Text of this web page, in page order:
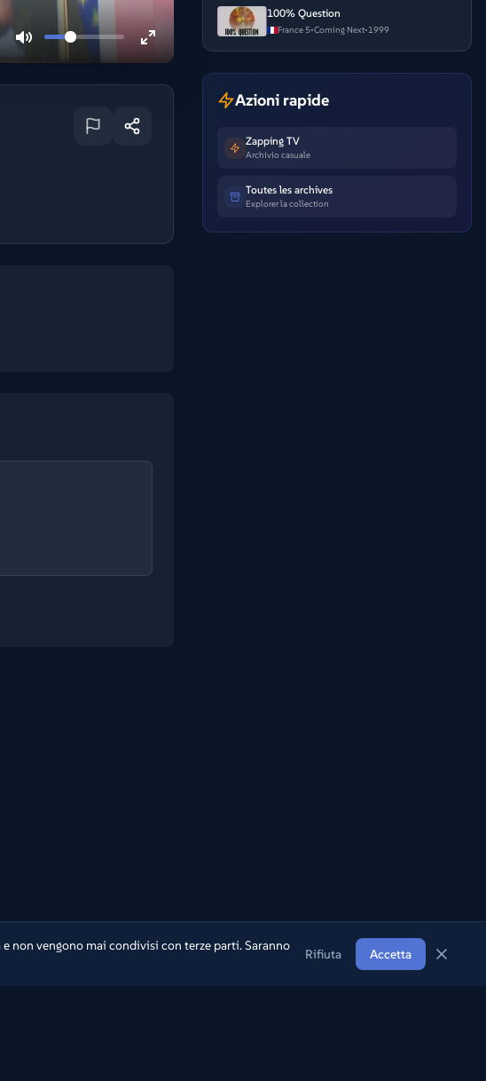
100% Question
France 5•Coming Next•1999
Azioni rapide
Zapping TV
Archivio casuale
Toutes les archives
Explorer la collection
non vengono mai condivisi con terze parti. Saranno
Rifiuta Accetta